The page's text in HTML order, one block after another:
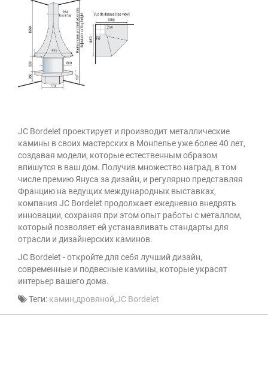
JC Bordelet проектирует и производит металлические
камины в своих мастерских в Монпелье уже более 40 лет,
создавая модели, которые естественным образом
впишутся в ваш дом. Получив множество наград, в том
числе премию Януса за дизайн, и регулярно представляя
Францию на ведущих международных выставках,
компания JC Bordelet продолжает ежедневно внедрять
инновации, сохраняя при этом опыт работы с металлом,
который позволяет ей устанавливать стандарты для
отрасли и дизайнерских каминов.
JC Bordelet - откройте для себя лучший дизайн,
современные и подвесные камины, которые украсят
интерьер вашего дома.
Теги: камин,дровяной,JC Bordelet